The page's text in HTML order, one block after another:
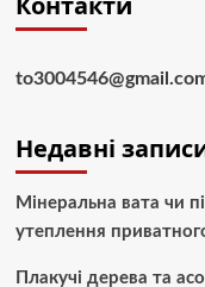
Недавні
Мінеральна вата чи
утеплення
Плакучі дерева та